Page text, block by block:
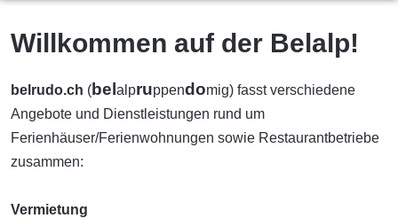
Willkommen auf der Belalp!
belrudo.ch ( bel alpruppendomig) fasst verschiedene
Angebote und Dienstleistungen rund um
Ferienhäuser/Ferienwohnungen sowie Restaurantbetriebe
zusammen:
Vermietung